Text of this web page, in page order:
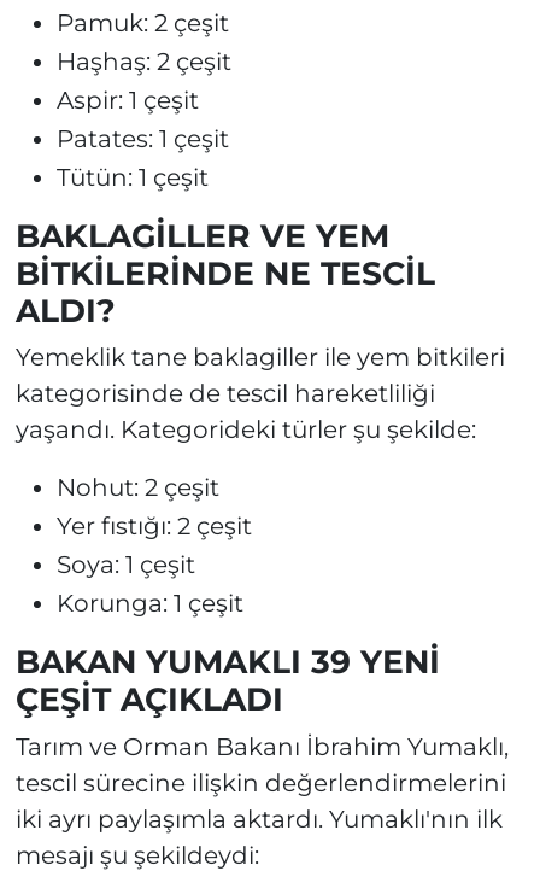
Pamuk: 2 çeşit
Haşhaş: 2 çeşit
Aspir: 1 çeşit
Patates: 1 çeşit
Tütün: 1 çeşit
BAKLAGİLLER VE YEM
BİTKİLERİNDE NE TESCİL
ALDI?
Yemeklik tane baklagiller ile yem bitkileri
kategorisinde de tescil hareketliliği
yaşandı. Kategorideki türler şu şekilde:
Nohut: 2 çeşit
Yer fıstığı: 2 çeşit
Soya: 1 çeşit
Korunga: 1 çeşit
BAKAN YUMAKLI 39 YENİ
ÇEŞİT AÇIKLADI
Tarım ve Orman Bakanı İbrahim Yumaklı,
tescil sürecine ilişkin değerlendirmelerini
iki ayrı paylaşımla aktardı. Yumaklı'nın ilk
mesajı şu şekildeydi: